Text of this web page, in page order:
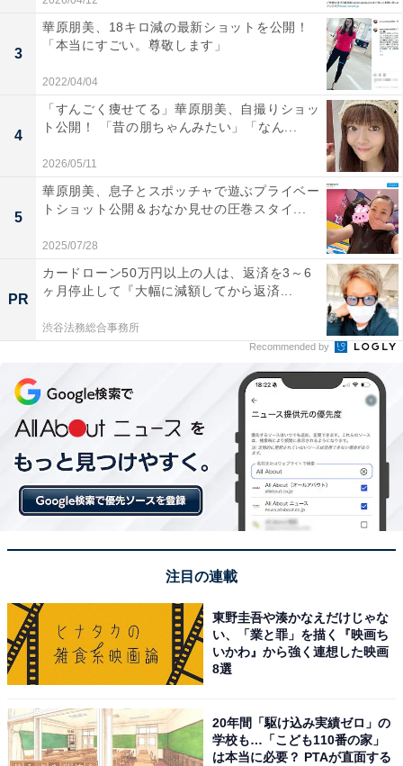
3
華原朋美、18キロ減の最新ショットを公開！
「本当にすごい。尊敬します」
2022/04/04
4
「すんごく痩せてる」華原朋美、自撮りショッ
ト公開！ 「昔の朋ちゃんみたい」「なん...
2026/05/11
5
華原朋美、息子とスポッチャで遊ぶプライベー
トショット公開＆おなか見せの圧巻スタイ...
2025/07/28
PR
カードローン50万円以上の人は、返済を3～6
ヶ月停止して『大幅に減額してから返済...
渋谷法務総合事務所
Recommended by
注目の連載
東野圭吾や湊かなえだけじゃな
い、「業と罪」を描く『映画ち
いかわ』から強く連想した映画
8選
20年間「駆け込み実績ゼロ」の
学校も…「こども110番の家」
は本当に必要？ PTAが直面する